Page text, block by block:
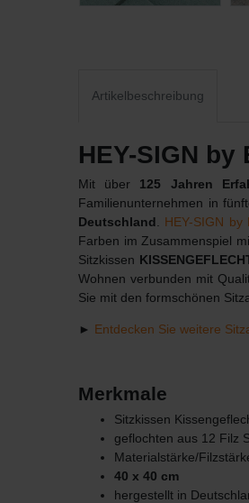
Artikelbeschreibung
HEY-SIGN
Mit über 125 Jahren
Familienunternehmen in
Deutschland. HEY-SIGN by
Farben im Zusammenspiel
Sitzkissen
Wohnen verbunden mit
Sie mit den formschönen
► Entdecken Sie weitere
Merkmale
Sitzkissen
geflochten aus 12 Filz
Materialstärke/
40 x 40 cm
hergestellt in